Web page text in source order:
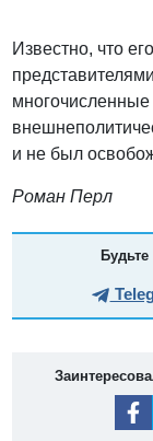
Известно, что
многочисленные
и не был
Роман Перл